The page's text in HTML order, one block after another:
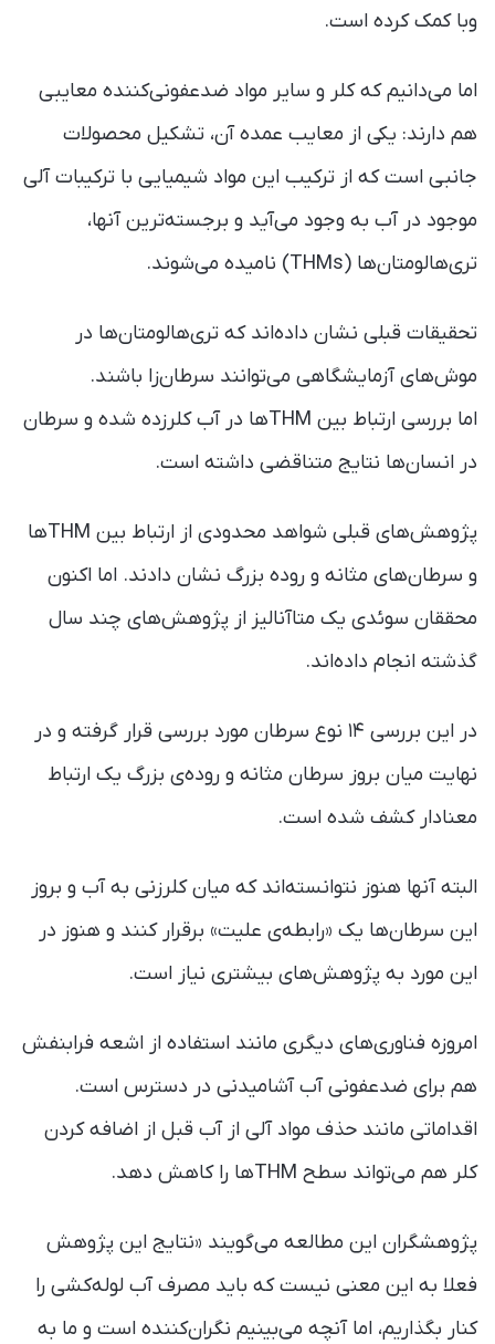
وبا کمک کرده است.
اما می‌دانیم که کلر و سایر مواد ضدعفونی‌کننده معایبی
هم دارند: یکی از معایب عمده آن، تشکیل محصولات
جانبی است که از ترکیب این مواد شیمیایی با ترکیبات آلی
موجود در آب به وجود می‌آید و برجسته‌ترین آنها،
تری‌هالومتان‌ها (THMs) نامیده می‌شوند.
تحقیقات قبلی نشان داده‌اند که تری‌هالومتان‌ها در
موش‌های آزمایشگاهی می‌توانند سرطان‌زا باشند.
اما بررسی ارتباط بین THMها در آب کلرزده شده و سرطان
در انسان‌ها نتایج متناقضی داشته‌ است.
پژوهش‌های قبلی شواهد محدودی از ارتباط بین THMها
و سرطان‌های مثانه و روده بزرگ نشان دادند. اما اکنون
محققان سوئدی یک متاآنالیز از پژوهش‌های چند سال
گذشته انجام داده‌اند.
در این بررسی ۱۴ نوع سرطان مورد بررسی قرار گرفته و در
نهایت میان بروز سرطان مثانه و روده‌ی بزرگ یک ارتباط
معنادار کشف شده است.
البته آنها هنوز نتوانسته‌اند که میان کلرزنی به آب و بروز
این سرطان‌ها یک «رابطه‌ی علیت» برقرار کنند و هنوز در
این مورد به پژوهش‌های بیشتری نیاز است.
امروزه فناوری‌های دیگری مانند استفاده از اشعه فرابنفش
هم برای ضدعفونی آب آشامیدنی در دسترس است.
اقداماتی مانند حذف مواد آلی از آب قبل از اضافه کردن
کلر هم می‌تواند سطح THMها را کاهش دهد.
پژوهشگران این مطالعه می‌گویند «نتایج این پژوهش
فعلا به این معنی نیست که باید مصرف آب لوله‌کشی را
کنار بگذاریم، اما آنچه می‌بینیم نگران‌کننده است و ما به